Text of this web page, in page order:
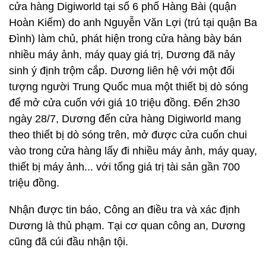
cửa hàng Digiworld tại số 6 phố Hàng Bài (quận
Hoàn Kiếm) do anh Nguyễn Văn Lợi (trú tại quận Ba
Đình) làm chủ, phát hiện trong cửa hàng bày bán
nhiều máy ảnh, máy quay giá trị, Dương đã nảy
sinh ý định trộm cắp. Dương liên hệ với một đối
tượng người Trung Quốc mua một thiết bị dò sóng
để mở cửa cuốn với giá 10 triệu đồng. Đến 2h30
ngày 28/7, Dương đến cửa hàng Digiworld mang
theo thiết bị dò sóng trên, mở được cửa cuốn chui
vào trong cửa hàng lấy đi nhiều máy ảnh, máy quay,
thiết bị máy ảnh... với tổng giá trị tài sản gần 700
triệu đồng.
Nhận được tin báo, Công an điều tra và xác định
Dương là thủ phạm. Tại cơ quan công an, Dương
cũng đã cúi đầu nhận tội.